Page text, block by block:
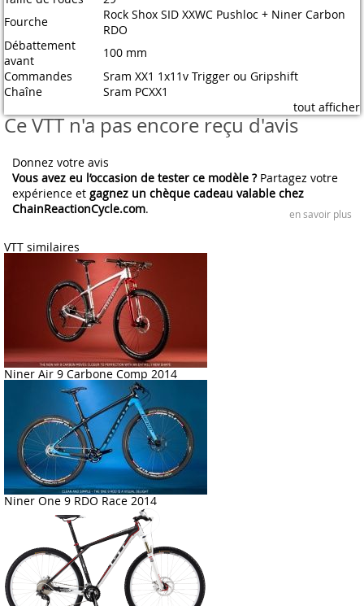
Fourche
Rock Shox SID XXWC Pushloc + Niner Carbon
RDO
Débattement
avant
100 mm
Commandes
Sram XX1 1x11v Trigger ou Gripshift
Chaîne
Sram PCXX1
tout afficher
Ce VTT n'a pas encore reçu d'avis
Donnez votre avis
Vous avez eu l’occasion de tester ce modèle ?Partagez votre
expérience et gagnez un chèque cadeau valable chez
ChainReactionCycle.com. en savoir plus
VTT similaires
Niner Air 9 Carbone Comp 2014
Niner One 9 RDO Race 2014